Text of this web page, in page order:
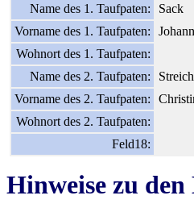
Name des 1. Taufpaten:
Sack
Vorname des 1. Taufpaten:
Johann
Wohnort des 1. Taufpaten:
Name des 2. Taufpaten:
Streich
Vorname des 2. Taufpaten:
Wohnort des 2. Taufpaten:
Feld18:
Hinweise zu